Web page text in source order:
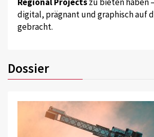
digital, prägnant und graphisch auf
gebracht.
Dossier